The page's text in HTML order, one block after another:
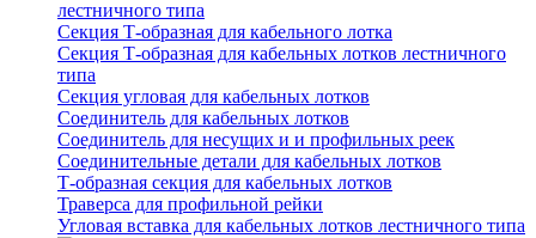
лестничного типа
Секция Т-образная для кабельного лотка
Секция Т-образная для кабельных лотков лестничного
типа
Секция угловая для кабельных лотков
Соединитель для кабельных лотков
Соединитель для несущих и и профильных реек
Соединительные детали для кабельных лотков
Т-образная секция для кабельных лотков
Траверса для профильной рейки
Угловая вставка для кабельных лотков лестничного типа